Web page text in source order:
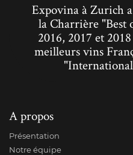
Expovina à Zurich
la Charrière "Best
2016, 2017 et
meilleurs vins
A propos
Présentation
Notre équipe